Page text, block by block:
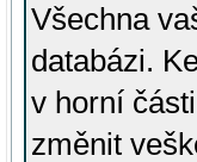
Všechna
databázi.
v horní
změnit